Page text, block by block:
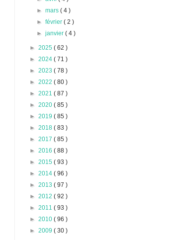
►mars( 4 )
►février( 2 )
►janvier( 4 )
► 2025 ( 62 )
► 2024 ( 71 )
► 2023 ( 78 )
► 2022 ( 80 )
► 2021 ( 87 )
► 2020 ( 85 )
► 2019 ( 85 )
► 2018 ( 83 )
► 2017 ( 85 )
► 2016 ( 88 )
► 2015 ( 93 )
► 2014 ( 96 )
► 2013 ( 97 )
► 2012 ( 92 )
► 2011 ( 93 )
► 2010 ( 96 )
► 2009 ( 30 )